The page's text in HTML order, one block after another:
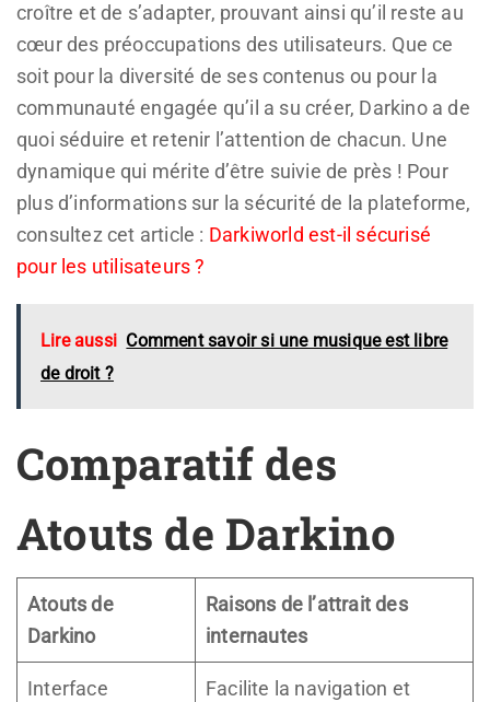
croître et de s’adapter, prouvant ainsi qu’il reste au
cœur des préoccupations des utilisateurs. Que ce
soit pour la diversité de ses contenus ou pour la
communauté engagée qu’il a su créer, Darkino a de
quoi séduire et retenir l’attention de chacun. Une
dynamique qui mérite d’être suivie de près ! Pour
plus d’informations sur la sécurité de la plateforme,
consultez cet article : Darkiworld est-il sécurisé
pour les utilisateurs ?
Lire aussi Comment savoir si une musique est libre
de droit ?
Comparatif des
Atouts de Darkino
Atouts de
Darkino
Raisons de l’attrait des
internautes
Interface
Facilite la navigation et